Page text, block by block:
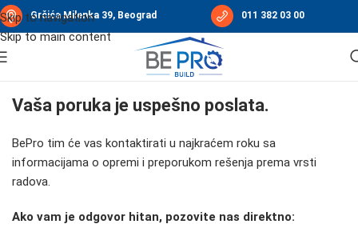
Skip to navigation
Skip to main content
Grčića Milenka 39, Beograd 011 382 03 00
Vaša poruka je uspešno poslata.
BePro tim će vas kontaktirati u najkraćem roku sa
informacijama o opremi i preporukom rešenja prema vrsti
radova.
Ako vam je odgovor hitan, pozovite nas direktno: